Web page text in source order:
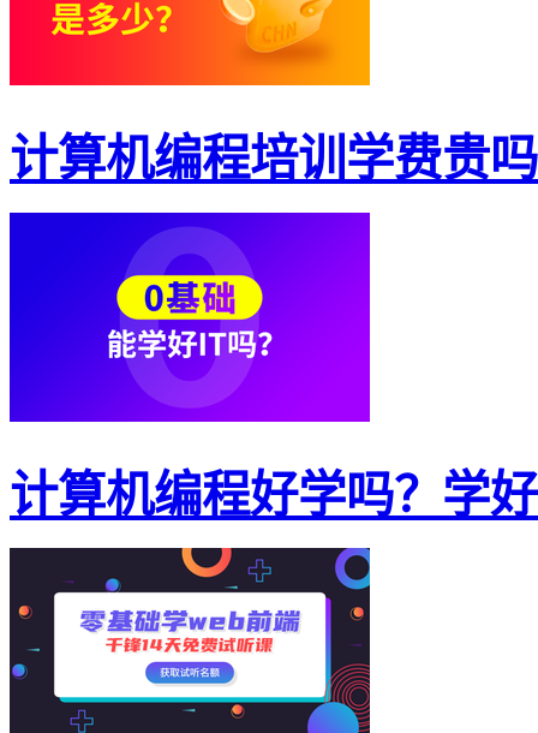
计算机编程培训学费贵
计算机编程好学吗？学